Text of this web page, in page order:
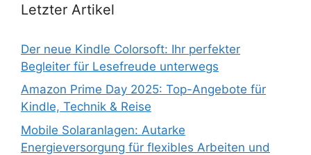
Letzter Artikel
Der neue Kindle Colorsoft: Ihr perfekter
Begleiter für Lesefreude unterwegs
Amazon Prime Day 2025: Top-Angebote für
Kindle, Technik & Reise
Mobile Solaranlagen: Autarke
Energieversorgung für flexibles Arbeiten und